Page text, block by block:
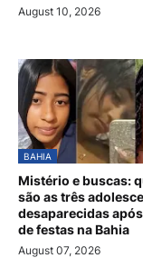
August 10, 2026
BAHIA
Mistério e buscas:
são as três
desaparecidas
de festas na Bahia
August 07, 2026